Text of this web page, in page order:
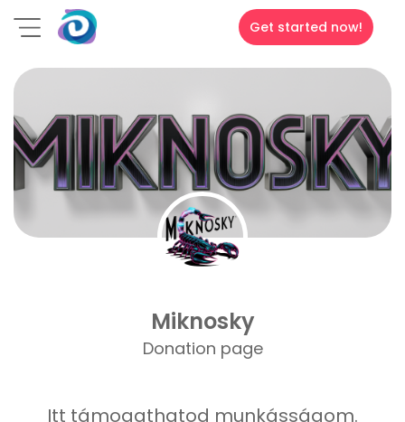
Get started now!
Miknosky
Donation page
Itt támogathatod munkásságom.